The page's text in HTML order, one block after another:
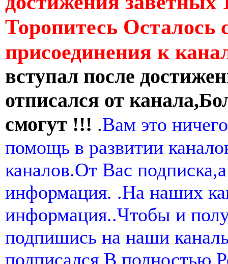
Торопитесь Осталось
присоединения к
вступал после
отписался от
смогут !!! .Вам это
помощь в развитии
каналов.От Вас
информация. .На наших
информация..Чтобы и
подпишись на наши
подписался В полностью